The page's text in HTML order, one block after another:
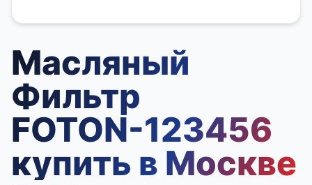
Масляный
Фильтр
FOTON-123456
купить в Москве